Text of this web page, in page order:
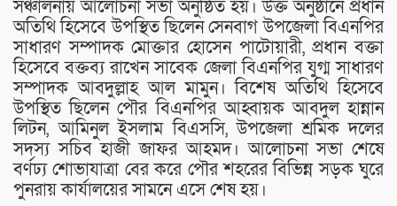
সঞ্চালনায় আলোচনা সভা অনুষ্ঠিত হয়। উক্ত অনুষ্ঠানে প্রধান
অতিথি হিসেবে উপস্থিত ছিলেন সেনবাগ উপজেলা বিএনপির
সাধারণ সম্পাদক মোক্তার হোসেন পাটোয়ারী, প্রধান বক্তা
হিসেবে বক্তব্য রাখেন সাবেক জেলা বিএনপির যুগ্ম সাধারণ
সম্পাদক আবদুল্লাহ আল মামুন। বিশেষ অতিথি হিসেবে
উপস্থিত ছিলেন পৌর বিএনপির আহ্বায়ক আবদুল হান্নান
লিটন, আমিনুল ইসলাম বিএসসি, উপজেলা শ্রমিক দলের
সদস্য সচিব হাজী জাফর আহমদ। আলোচনা সভা শেষে
বর্ণঢ্য শোভাযাত্রা বের করে পৌর শহরের বিভিন্ন সড়ক ঘুরে
পুনরায় কার্যালয়ের সামনে এসে শেষ হয়।